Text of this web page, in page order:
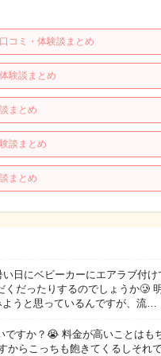
コミ・体験談まとめ
験談まとめ
まとめ
談まとめ
まとめ
日にベビーカーにエアラブ付け
だったりするのでしょうか🥲
うと思っているんですが、流…
すか？😭 料金が高いことはも
からこっちも飽きてくるしそれ